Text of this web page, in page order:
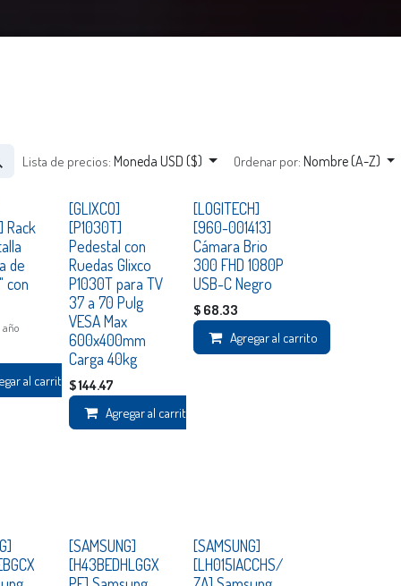
Lista de precios: Moneda USD ($) Ordenar por: Nombre (A-Z)
Rack
de
con
al carrito
Consultar
[GLIXCO]
[P1030T]
Pedestal con
Ruedas Glixco
P1030T para TV
37 a 70 Pulg
VESA Max
600x400mm
Carga 40kg
$144.47
Agregar al carrito
Disponible
[LOGITECH]
[960-001413]
Cámara Brio
300 FHD 1080P
USB-C Negro
$ 68.33
Agregar al carrito
Consultar
[SAMSUNG]
[H43BEDHLGGX
Consultar
[SAMSUNG]
[LH015IACCHS/